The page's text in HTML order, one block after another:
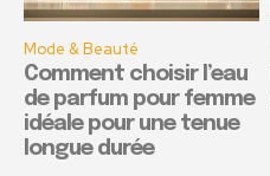
Mode & Beauté
Comment choisir l’eau
de parfum pour femme
idéale pour une tenue
longue durée